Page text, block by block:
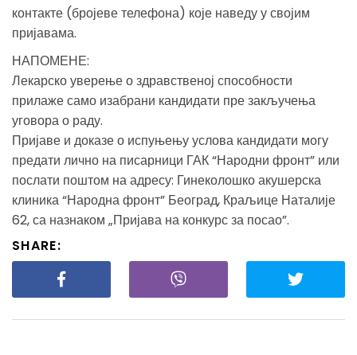
контакте (бројеве телефона) које наведу у својим
пријавама.
НАПОМЕНЕ:
Лекарско уверење о здравственој способности
прилаже само изабрани кандидати пре закључења
уговора о раду.
Пријаве и доказе о испуњењу услова кандидати могу
предати лично на писарници ГАК “Народни фронт” или
послати поштом на адресу: Гинеколошко акушерска
клиника “Народна фронт” Београд, Краљице Наталије
62, са назнаком „Пријава на конкурс за посао”.
SHARE: